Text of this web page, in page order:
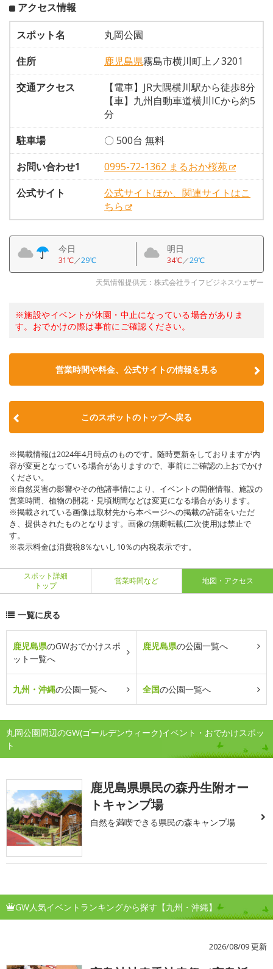
アクセス情報
スポット名
丸岡公園
住所
鹿児島県霧島市横川町上ノ3201
交通アクセス
【電車】JR大隅横川駅から徒歩8分
【車】九州自動車道横川ICから約5
分
駐車場
〇 500台 無料
お問い合わせ1
0995-72-1362 まるおか桜苑
公式サイト
公式サイトほか、関連サイトはこ
ちら
今日
31℃／29℃
明日
34℃／29℃
天気情報提供元：株式会社ライフビジネスウェザー
※施設やイベントが休園・中止になっている場合がありま
す。おでかけの際は事前にご確認ください。
営業時間や料金、公式サイトの情報を見る
このスポットのトップへ戻る
※掲載情報は2024年4月時点のものです。随時更新をしておりますが内
容が変更となっている場合がありますので、事前にご確認の上おでかけ
ください。
※自然災害の影響やその他諸事情により、イベントの開催情報、施設の
営業時間、植物の開花・見頃期間などは変更になる場合があります。
※掲載されている画像は取材先から本ページへの掲載の許諾をいただ
き、提供されたものとなります。画像の無断転載(二次使用)は禁止で
す。
※表示料金は消費税8％ないし10％の内税表示です。
スポット詳細
トップ
営業時間など 地図・アクセス
一覧に戻る
鹿児島県のGWおでかけスポ
ット一覧へ
鹿児島県の公園一覧へ
九州・沖縄の公園一覧へ 全国の公園一覧へ
丸岡公園周辺のGW(ゴールデンウィーク)イベント・おでかけスポッ
ト
鹿児島県県民の森丹生附オー
トキャンプ場
自然を満喫できる県民の森キャンプ場
GW人気イベントランキングから探す【九州・沖縄】
2026/08/09 更新